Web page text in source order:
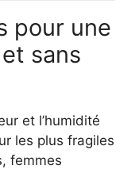
pour une
sans
et l’humidité
les plus fragiles
femmes